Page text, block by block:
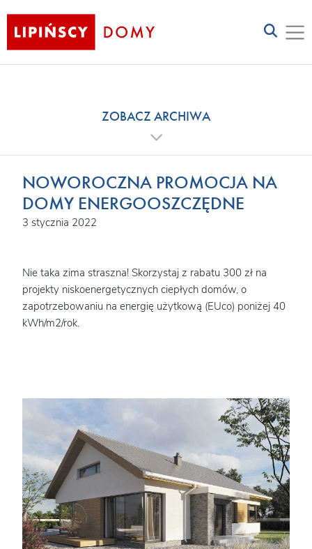
ZOBACZ ARCHIWA
NOWOROCZNA PROMOCJA NA
DOMY ENERGOOSZCZĘDNE
3 stycznia 2022
Nie taka zima straszna! Skorzystaj z rabatu 300 zł na
projekty niskoenergetycznych ciepłych domów, o
zapotrzebowaniu na energię użytkową (EUco) poniżej 40
kWh/m2/rok.